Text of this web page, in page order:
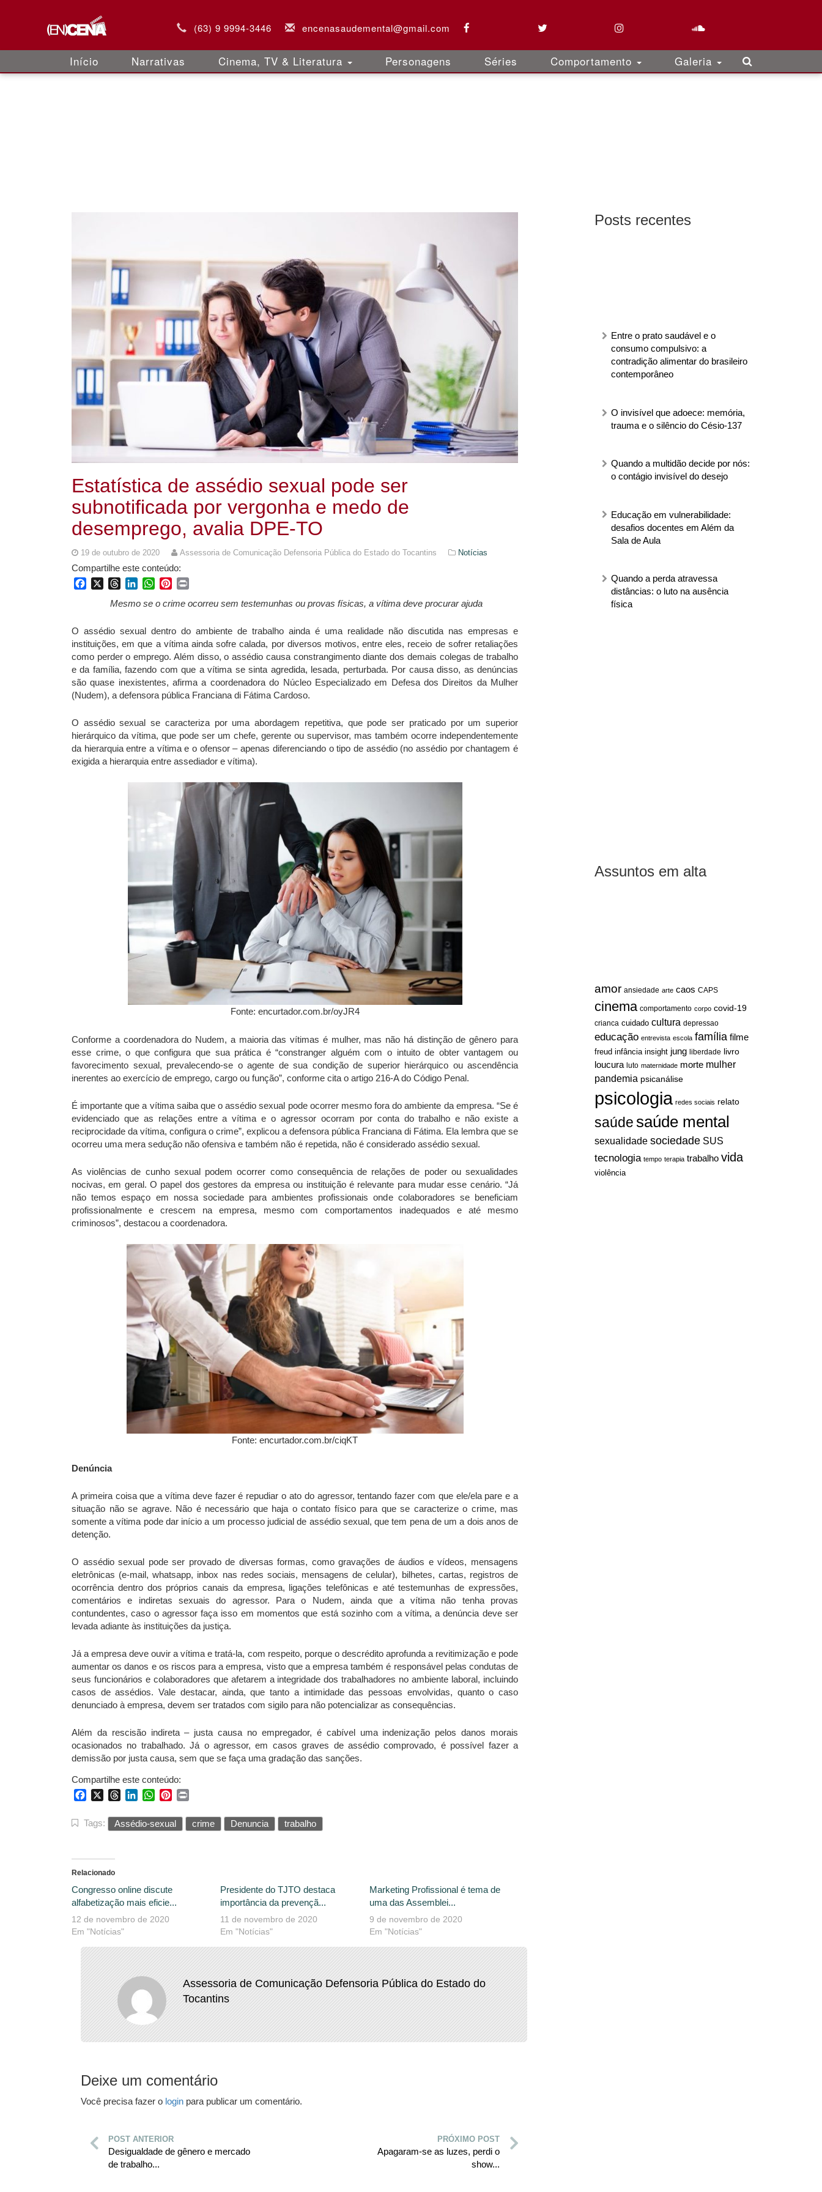
(63) 9 9994-3446 encenasaudemental@gmail.com
Início Narrativas Cinema, TV & Literatura Personagens Séries Comportamento Galeria
Posts recentes
Entre o prato saudável e o
consumo compulsivo: a
contradição alimentar do brasileiro
contemporâneo
O invisível que adoece: memória,
trauma e o silêncio do Césio-137
Quando a multidão decide por nós:
o contágio invisível do desejo
Educação em vulnerabilidade:
desafios docentes em Além da
Sala de Aula
Quando a perda atravessa
distâncias: o luto na ausência
física
Assuntos em alta
amor ansiedade arte caos CAPS
cinema comportamento corpo covid-19
crianca cuidado cultura depressao
educação entrevista escola família filme
freud infância insight jung liberdade livro
loucura luto maternidade morte mulher
pandemia psicanálise
psicologia redes sociais relato
saúdesaúde mental
sexualidade sociedade SUS
tecnologia tempo terapia trabalho vida
violência
Estatística de assédio sexual pode ser
subnotificada por vergonha e medo de
desemprego, avalia DPE-TO
19 de outubro de 2020 Assessoria de Comunicação Defensoria Pública do Estado do Tocantins Notícias
Compartilhe este conteúdo:
FacebookThreadsLinkedInWhatsApp
Pinterest
Mesmo se o crime ocorreu sem testemunhas ou provas físicas, a vítima deve procurar ajuda
O assédio sexual dentro do ambiente de trabalho ainda é uma realidade não discutida nas empresas e
instituições, em que a vítima ainda sofre calada, por diversos motivos, entre eles, receio de sofrer retaliações
como perder o emprego. Além disso, o assédio causa constrangimento diante dos demais colegas de trabalho
e da família, fazendo com que a vítima se sinta agredida, lesada, perturbada. Por causa disso, as denúncias
são quase inexistentes, afirma a coordenadora do Núcleo Especializado em Defesa dos Direitos da Mulher
(Nudem), a defensora pública Franciana di Fátima Cardoso.
O assédio sexual se caracteriza por uma abordagem repetitiva, que pode ser praticado por um superior
hierárquico da vítima, que pode ser um chefe, gerente ou supervisor, mas também ocorre independentemente
da hierarquia entre a vítima e o ofensor – apenas diferenciando o tipo de assédio (no assédio por chantagem é
exigida a hierarquia entre assediador e vítima).
Fonte: encurtador.com.br/oyJR4
Conforme a coordenadora do Nudem, a maioria das vítimas é mulher, mas não há distinção de gênero para
esse crime, o que configura que sua prática é “constranger alguém com o intuito de obter vantagem ou
favorecimento sexual, prevalecendo-se o agente de sua condição de superior hierárquico ou ascendência
inerentes ao exercício de emprego, cargo ou função”, conforme cita o artigo 216-A do Código Penal.
É importante que a vítima saiba que o assédio sexual pode ocorrer mesmo fora do ambiente da empresa. “Se é
evidenciado que as relações entre a vítima e o agressor ocorram por conta do trabalho e não existe a
reciprocidade da vítima, configura o crime”, explicou a defensora pública Franciana di Fátima. Ela lembra que se
ocorreu uma mera sedução não ofensiva e também não é repetida, não é considerado assédio sexual.
As violências de cunho sexual podem ocorrer como consequência de relações de poder ou sexualidades
nocivas, em geral. O papel dos gestores da empresa ou instituição é relevante para mudar esse cenário. “Já
não temos espaço em nossa sociedade para ambientes profissionais onde colaboradores se beneficiam
profissionalmente e crescem na empresa, mesmo com comportamentos inadequados e até mesmo
criminosos”, destacou a coordenadora.
Fonte: encurtador.com.br/ciqKT
Denúncia
A primeira coisa que a vítima deve fazer é repudiar o ato do agressor, tentando fazer com que ele/ela pare e a
situação não se agrave. Não é necessário que haja o contato físico para que se caracterize o crime, mas
somente a vítima pode dar início a um processo judicial de assédio sexual, que tem pena de um a dois anos de
detenção.
O assédio sexual pode ser provado de diversas formas, como gravações de áudios e vídeos, mensagens
eletrônicas (e-mail, whatsapp, inbox nas redes sociais, mensagens de celular), bilhetes, cartas, registros de
ocorrência dentro dos próprios canais da empresa, ligações telefônicas e até testemunhas de expressões,
comentários e indiretas sexuais do agressor. Para o Nudem, ainda que a vítima não tenha provas
contundentes, caso o agressor faça isso em momentos que está sozinho com a vítima, a denúncia deve ser
levada adiante às instituições da justiça.
Já a empresa deve ouvir a vítima e tratá-la, com respeito, porque o descrédito aprofunda a revitimização e pode
aumentar os danos e os riscos para a empresa, visto que a empresa também é responsável pelas condutas de
seus funcionários e colaboradores que afetarem a integridade dos trabalhadores no ambiente laboral, incluindo
casos de assédios. Vale destacar, ainda, que tanto a intimidade das pessoas envolvidas, quanto o caso
denunciado à empresa, devem ser tratados com sigilo para não potencializar as consequências.
Além da rescisão indireta – justa causa no empregador, é cabível uma indenização pelos danos morais
ocasionados no trabalhado. Já o agressor, em casos graves de assédio comprovado, é possível fazer a
demissão por justa causa, sem que se faça uma gradação das sanções.
Compartilhe este conteúdo:
FacebookThreadsLinkedInWhatsApp
Pinterest
Tags: Assédio-sexual crime Denuncia trabalho
Relacionado
Congresso online discute
alfabetização mais eficie...
12 de novembro de 2020
Em "Notícias"
Presidente do TJTO destaca
importância da prevençã...
11 de novembro de 2020
Em "Notícias"
Marketing Profissional é tema de
uma das Assemblei...
9 de novembro de 2020
Em "Notícias"
Assessoria de Comunicação Defensoria Pública do Estado do
Tocantins
Deixe um comentário
Você precisa fazer o login para publicar um comentário.
POST ANTERIOR
Desigualdade de gênero e mercado
de trabalho...
PRÓXIMO POST
Apagaram-se as luzes, perdi o
show...